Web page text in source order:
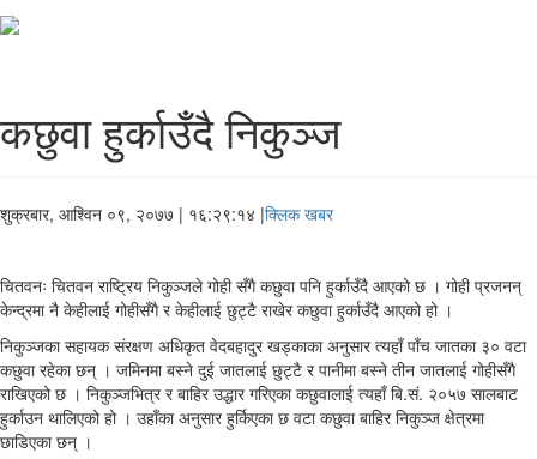
कछुवा हुर्काउँदै निकुञ्ज
शुक्रबार, आश्विन ०९, २०७७ | १६:२९:१४ |क्लिक खबर
चितवनः चितवन राष्ट्रिय निकुञ्जले गोही सँगै कछुवा पनि हुर्काउँदै आएको छ । गोही प्रजनन्
केन्द्रमा नै केहीलाई गोहीसँगै र केहीलाई छुट्टै राखेर कछुवा हुर्काउँदै आएको हो ।
निकुञ्जका सहायक संरक्षण अधिकृत वेदबहादुर खड्काका अनुसार त्यहाँ पाँच जातका ३० वटा
कछुवा रहेका छन् । जमिनमा बस्ने दुई जातलाई छुट्टै र पानीमा बस्ने तीन जातलाई गोहीसँगै
राखिएको छ । निकुञ्जभित्र र बाहिर उद्धार गरिएका कछुवालाई त्यहाँ बि.सं. २०५७ सालबाट
हुर्काउन थालिएको हो । उहाँका अनुसार हुर्किएका छ वटा कछुवा बाहिर निकुञ्ज क्षेत्रमा
छाडिएका छन् ।